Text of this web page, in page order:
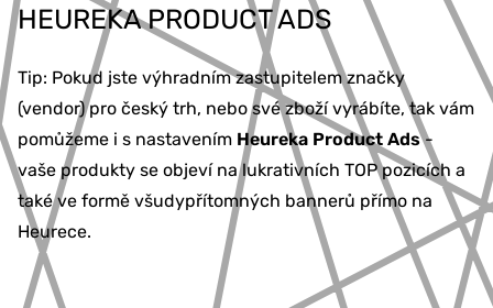
HEUREKA PRODUCT ADS
Tip: Pokud jste výhradním zastupitelem značky
(vendor) pro český trh, nebo své zboží vyrábíte, tak vám
pomůžeme i s nastavením Heureka Product Ads-
vaše produkty se objeví na lukrativních TOP pozicích a
také ve formě všudypřítomných bannerů přímo na
Heurece.